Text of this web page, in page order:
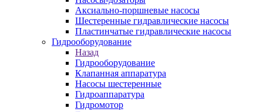
Аксиально-поршневые насосы
Шестеренные гидравлические насосы
Пластинчатые гидравлические насосы
Гидрооборудование
Назад
Гидрооборудование
Клапанная аппаратура
Насосы шестеренные
Гидроаппаратура
Гидромотор